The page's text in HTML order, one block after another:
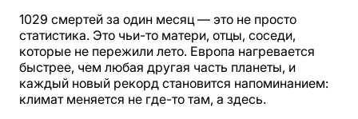
1029 смертей за один месяц — это не просто
статистика. Это чьи-то матери, отцы, соседи,
которые не пережили лето. Европа нагревается
быстрее, чем любая другая часть планеты, и
каждый новый рекорд становится напоминанием:
климат меняется не где-то там, а здесь.